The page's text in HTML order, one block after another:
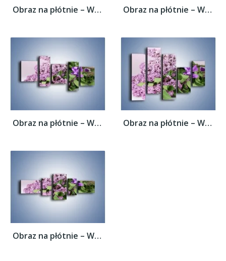
Obraz na płótnie – Wiązanka z bzem –... Obraz na płótnie – Wiązanka z bzem –...
Obraz na płótnie – Wiązanka z bzem –... Obraz na płótnie – Wiązanka z bzem –...
Obraz na płótnie – Wiązanka z bzem –...